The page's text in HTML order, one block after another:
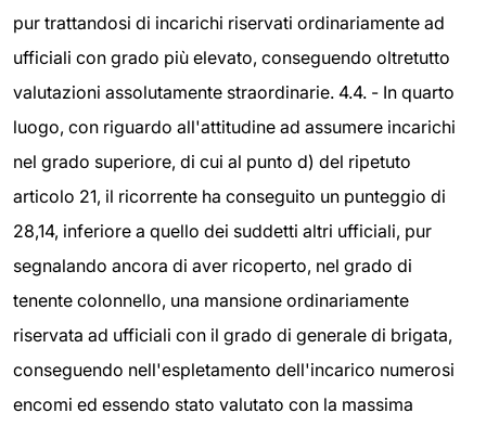
pur trattandosi di incarichi riservati ordinariamente ad
ufficiali con grado più elevato, conseguendo oltretutto
valutazioni assolutamente straordinarie. 4.4. - In quarto
luogo, con riguardo all'attitudine ad assumere incarichi
nel grado superiore, di cui al punto d) del ripetuto
articolo 21, il ricorrente ha conseguito un punteggio di
28,14, inferiore a quello dei suddetti altri ufficiali, pur
segnalando ancora di aver ricoperto, nel grado di
tenente colonnello, una mansione ordinariamente
riservata ad ufficiali con il grado di generale di brigata,
conseguendo nell'espletamento dell'incarico numerosi
encomi ed essendo stato valutato con la massima